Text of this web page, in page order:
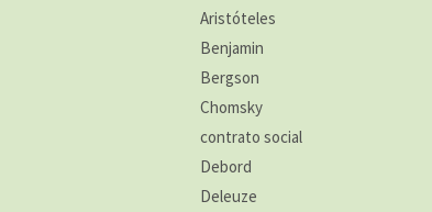
Aristóteles
Benjamin
Bergson
Chomsky
contrato social
Debord
Deleuze